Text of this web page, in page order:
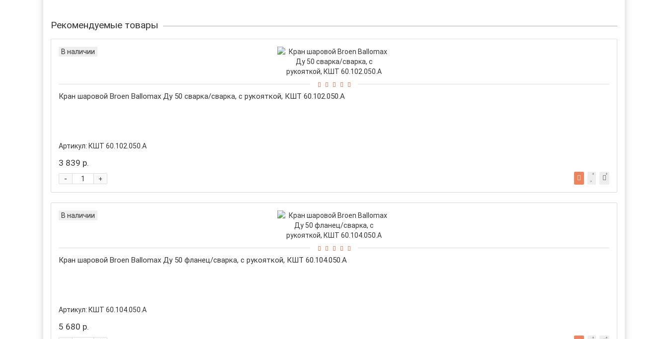
Рекомендуемые товары
В наличии
Кран шаровой Broen Ballomax Ду 50 сварка/сварка, с рукояткой, КШТ 60.102.050.А
Артикул: КШТ 60.102.050.А
3 839 р.
+
-
В наличии
Кран шаровой Broen Ballomax Ду 50 фланец/сварка, с рукояткой, КШТ 60.104.050.А
Артикул: КШТ 60.104.050.А
5 680 р.